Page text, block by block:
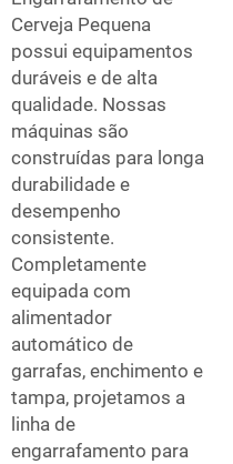
Cerveja Pequena
possui equipamentos
duráveis e de alta
qualidade. Nossas
máquinas são
construídas para longa
durabilidade e
desempenho
consistente.
Completamente
equipada com
alimentador
automático de
garrafas, enchimento e
tampa, projetamos a
linha de
engarrafamento para